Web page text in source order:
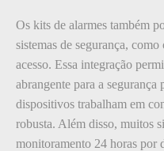
Os kits de alarmes também
sistemas de segurança,
acesso. Essa integração
abrangente para a
dispositivos trabalham em
robusta. Além disso, muitos
monitoramento 24 horas por